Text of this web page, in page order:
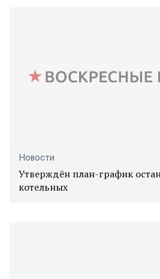
Новости
Утверждён план-график
котельных